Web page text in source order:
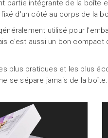
partie intégrante de la boîte
d'un côté au corps de la
utilisé pour
c'est aussi un bon compact
plus pratiques et les plus
se sépare jamais de la boîte.